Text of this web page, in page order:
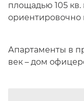
площадью 105 кв.
ориентировочно
Апартаменты в
век – дом